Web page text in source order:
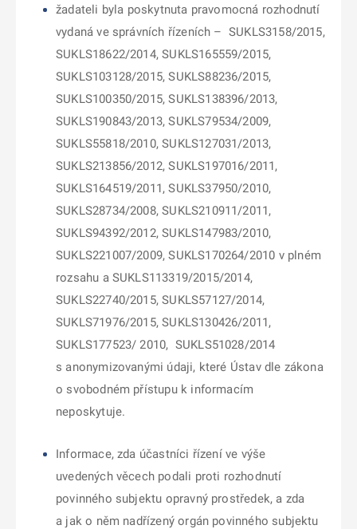
žadateli byla poskytnuta pravomocná rozhodnutí
vydaná ve správních řízeních – SUKLS3158/2015,
SUKLS18622/2014, SUKLS165559/2015,
SUKLS103128/2015, SUKLS88236/2015,
SUKLS100350/2015,SUKLS138396/2013,
SUKLS190843/2013, SUKLS79534/2009,
SUKLS55818/2010, SUKLS127031/2013,
SUKLS213856/2012, SUKLS197016/2011,
SUKLS164519/2011, SUKLS37950/2010,
SUKLS28734/2008, SUKLS210911/2011,
SUKLS94392/2012, SUKLS147983/2010,
SUKLS221007/2009, SUKLS170264/2010 v plném
rozsahu a SUKLS113319/2015/2014,
SUKLS22740/2015, SUKLS57127/2014,
SUKLS71976/2015, SUKLS130426/2011,
SUKLS177523/ 2010, SUKLS51028/2014
s anonymizovanými údaji, které Ústav dle zákona
o svobodném přístupu k informacím
neposkytuje.
Informace, zda účastníci řízení ve výše
uvedených věcech podali proti rozhodnutí
povinného subjektu opravný prostředek, a zda
a jak o něm nadřízený orgán povinného subjektu